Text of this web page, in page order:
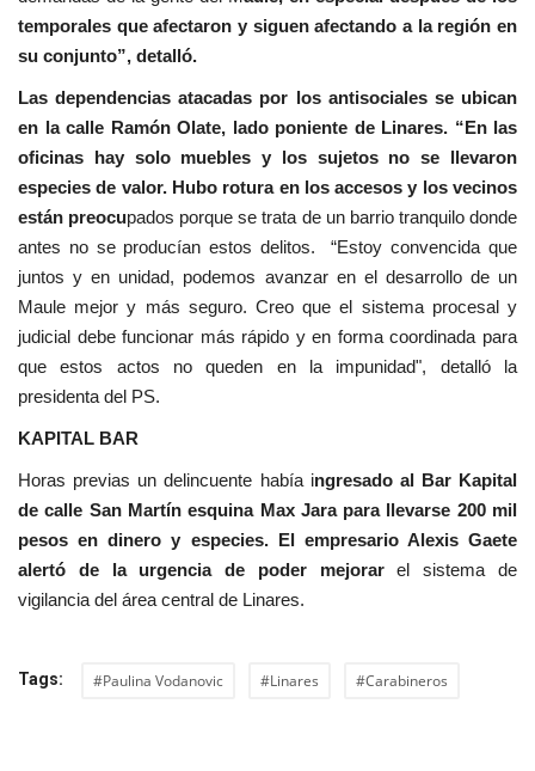
temporales que afectaron y siguen afectando a la región en
su conjunto”, detalló.
Las dependencias atacadas por los antisociales se ubican
en la calle Ramón Olate, lado poniente de Linares. “En las
oficinas hay solo muebles y los sujetos no se llevaron
especies de valor. Hubo rotura en los accesos y los vecinos
están preocupados porque se trata de un barrio tranquilo donde
antes no se producían estos delitos. “Estoy convencida que
juntos y en unidad, podemos avanzar en el desarrollo de un
Maule mejor y más seguro. Creo que el sistema procesal y
judicial debe funcionar más rápido y en forma coordinada para
que estos actos no queden en la impunidad", detalló la
presidenta del PS.
KAPITAL BAR
Horas previas un delincuente había ingresado al Bar Kapital
de calle San Martín esquina Max Jara para llevarse 200 mil
pesos en dinero y especies. El empresario Alexis Gaete
alertó de la urgencia de poder mejorarel sistema de
vigilancia del área central de Linares.
Tags: #Paulina Vodanovic #Linares #Carabineros